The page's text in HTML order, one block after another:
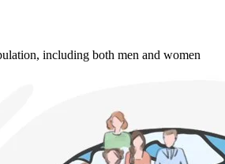
including both men and women